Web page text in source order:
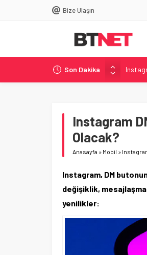
Bize Ulaşın
Son Dakika
DNS
Instagram
Olacak?
Anasayfa » Mobil »
Instagram, DM
değişiklik,
yenilikler: